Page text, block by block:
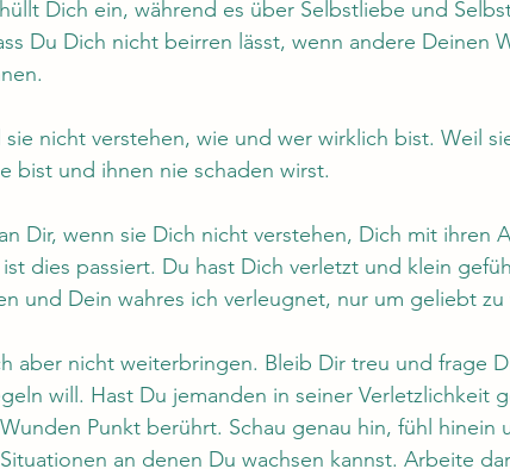
Dich ein, während es über Selbstliebe und
Du Dich nicht beirren lässt, wenn andere Deinen
nicht verstehen, wie und wer wirklich bist. Weil
bist und ihnen nie schaden wirst.
Dir, wenn sie Dich nicht verstehen, Dich mit ihren
dies passiert. Du hast Dich verletzt und klein
und Dein wahres ich verleugnet, nur um geliebt zu
aber nicht weiterbringen. Bleib Dir treu und frage
will. Hast Du jemanden in seiner Verletzlichkeit
Punkt berührt. Schau genau hin, fühl hinein
an denen Du wachsen kannst. Arbeite